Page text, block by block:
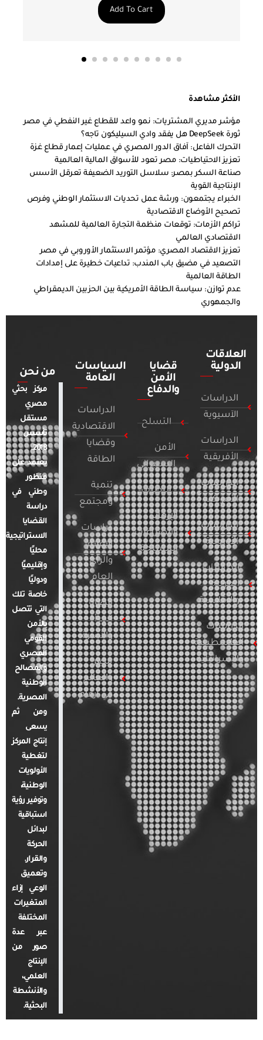
Add To Cart
الأكثر مشاهدة
مؤشر مديري المشتريات: نمو واعد للقطاع غير النفطي في مصر
ثورة DeepSeek هل يفقد وادي السيليكون تاجه؟
التحرك الفاعل: آفاق الدور المصري في عمليات إعمار قطاع غزة
تعزيز الاحتياطيات: مصر تعود للأسواق المالية العالمية
صناعة السكر بمصر: سلاسل التوريد الضعيفة تعرقل الأسس
الإنتاجية القوية
الخبراء يجتمعون: ورشة عمل تحديات الاستثمار الوطني وفرص
تصحيح الأوضاع الاقتصادية
تراكم الأزمات: توقعات منظمة التجارة العالمية للمشهد
الاقتصادي العالمي
تعزيز الاقتصاد المصري: مؤتمر الاستثمار الأوروبي في مصر
التصعيد في مضيق باب المندب: تداعيات خطيرة على إمدادات
الطاقة العالمية
عدم توازن: سياسة الطاقة الأمريكية بين الحزبين الديمقراطي
والجمهوري
العلاقات
الدولية
الدراسات
الآسيوية
الدراسات
الأفريقية
الدراسات
الأمريكية
الدراسات
الأوروبية
الدراسات
العربية
والإقليمية
الدراسات
الفلسطينية
والإسرائيلية
قضايا
الأمن
والدفاع
التسلح
الأمن
السيبراني
التطرف
الإرهاب
والصراعات
المسلحة
السياسات
العامة
الدراسات
الاقتصادية
وقضايا
الطاقة
تنمية
ومجتمع
دراسات
الإعلام
والرأي
العام
قضايا
المرأة
والأسرة
مصر
والعالم
في أرقام
من نحن
مركز بحثي
مصري
مستقل
تأسس
2018.
يعتمد على
منظور
وطني في
دراسة
القضايا
الاستراتيجية
محليًا
وإقليميًا
ودوليًا
خاصة تلك
التي تتصل
بالأمن
القومي
المصري
والمصالح
الوطنية
المصرية.
ومن ثم
يسعى
إنتاج المركز
لتغطية
الأولويات
الوطنية،
وتوفير رؤية
استباقية
لبدائل
الحركة
والقرار.
وتعميق
الوعي إزاء
المتغيرات
المختلفة
عبر عدة
صور من
الإنتاج
العلمي،
والأنشطة
البحثية.